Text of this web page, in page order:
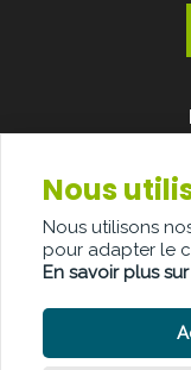
Nous
Nous utilisons
pour adapter le
En savoir plus